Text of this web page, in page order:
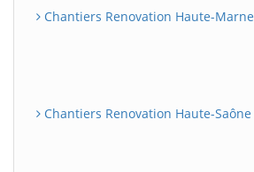
Chantiers Renovation Haute-Marne
Chantiers Renovation Haute-Saône